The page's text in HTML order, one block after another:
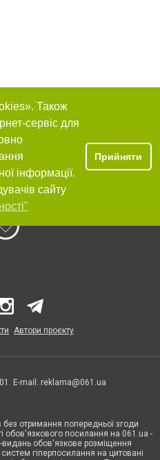
Також
сервіс для
інформації.
сайту
Прийняти
Автори проєкту
E-mail: reklama@061.ua
без отримання попередньої згоди
обов'язкового посилання на 061.ua -
видань обов'язкове розміщення
гіперпосилання на цитовані